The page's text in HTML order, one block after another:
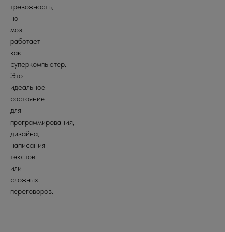
тревожность,
но
мозг
работает
как
суперкомпьютер.
Это
идеальное
состояние
для
программирования,
дизайна,
написания
текстов
или
сложных
переговоров.